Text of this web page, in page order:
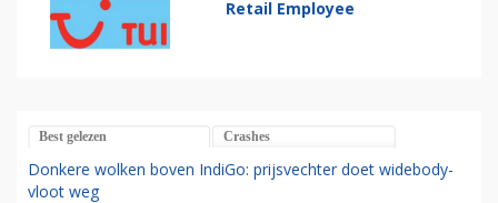
Retail Employee
Best gelezen Crashes
Donkere wolken boven IndiGo: prijsvechter doet widebody-
vloot weg